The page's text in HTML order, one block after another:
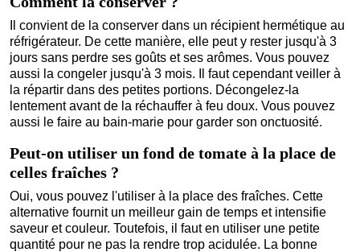
Il convient de la conserver dans un récipient hermétique au
réfrigérateur. De cette manière, elle peut y rester jusqu'à 3
jours sans perdre ses goûts et ses arômes. Vous pouvez
aussi la congeler jusqu'à 3 mois. Il faut cependant veiller à
la répartir dans des petites portions. Décongelez-la
lentement avant de la réchauffer à feu doux. Vous pouvez
aussi le faire au bain-marie pour garder son onctuosité.
Peut-on utiliser un fond de tomate à la place de
celles fraîches ?
Oui, vous pouvez l'utiliser à la place des fraîches. Cette
alternative fournit un meilleur gain de temps et intensifie
saveur et couleur. Toutefois, il faut en utiliser une petite
quantité pour ne pas la rendre trop acidulée. La bonne